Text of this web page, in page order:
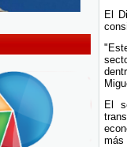
El
El
más